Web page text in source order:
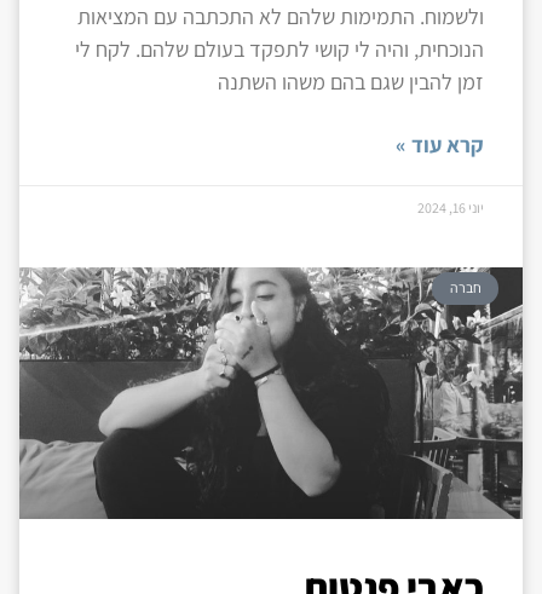
ולשמוח. התמימות שלהם לא התכתבה עם המציאות
הנוכחית, והיה לי קושי לתפקד בעולם שלהם. לקח לי
זמן להבין שגם בהם משהו השתנה
קרא עוד »
יוני 16, 2024
חברה